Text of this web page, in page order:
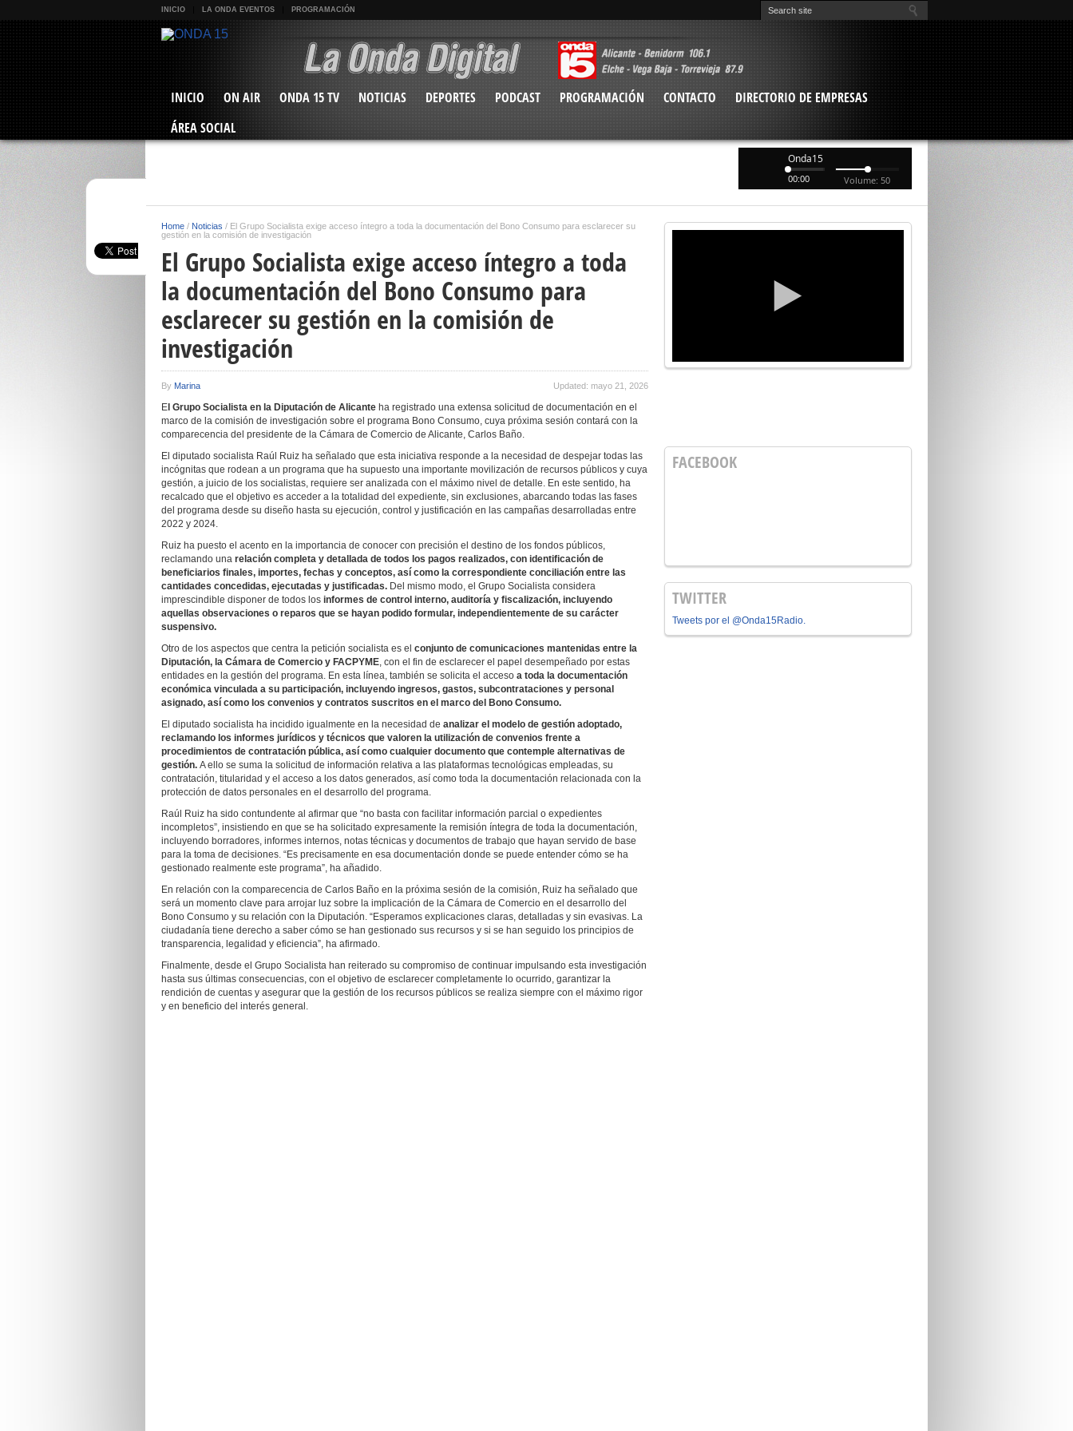
INICIO LA ONDA EVENTOS PROGRAMACIÓN
INICIO ON AIR ONDA 15 TV NOTICIAS DEPORTES PODCAST PROGRAMACIÓN CONTACTO
DIRECTORIO DE EMPRESAS
ÁREA SOCIAL
Onda15
00:00 Volume: 50
Home / Noticias / El Grupo Socialista exige acceso íntegro a toda la documentación del Bono Consumo para esclarecer su
gestión en la comisión de investigación
El Grupo Socialista exige acceso íntegro a toda
la documentación del Bono Consumo para
esclarecer su gestión en la comisión de
investigación
By Marina Updated: mayo 21, 2026
E l Grupo Socialista en la Diputación de Alicante ha registrado una extensa solicitud de documentación en el
marco de la comisión de investigación sobre el programa Bono Consumo, cuya próxima sesión contará con la
comparecencia del presidente de la Cámara de Comercio de Alicante, Carlos Baño.
El diputado socialista Raúl Ruiz ha señalado que esta iniciativa responde a la necesidad de despejar todas las
incógnitas que rodean a un programa que ha supuesto una importante movilización de recursos públicos y cuya
gestión, a juicio de los socialistas, requiere ser analizada con el máximo nivel de detalle. En este sentido, ha
recalcado que el objetivo es acceder a la totalidad del expediente, sin exclusiones, abarcando todas las fases
del programa desde su diseño hasta su ejecución, control y justificación en las campañas desarrolladas entre
2022 y 2024.
Ruiz ha puesto el acento en la importancia de conocer con precisión el destino de los fondos públicos,
reclamando una relación completa y detallada de todos los pagos realizados, con identificación de
beneficiarios finales, importes, fechas y conceptos, así como la correspondiente conciliación entre las
cantidades concedidas, ejecutadas y justificadas. Del mismo modo, el Grupo Socialista considera
imprescindible disponer de todos los informes de control interno, auditoría y fiscalización, incluyendo
aquellas observaciones o reparos que se hayan podido formular, independientemente de su carácter
suspensivo.
Otro de los aspectos que centra la petición socialista es el conjunto de comunicaciones mantenidas entre la
Diputación, la Cámara de Comercio y FACPYME, con el fin de esclarecer el papel desempeñado por estas
entidades en la gestión del programa. En esta línea, también se solicita el acceso a toda la documentación
económica vinculada a su participación, incluyendo ingresos, gastos, subcontrataciones y personal
asignado, así como los convenios y contratos suscritos en el marco del Bono Consumo.
El diputado socialista ha incidido igualmente en la necesidad de analizar el modelo de gestión adoptado,
reclamando los informes jurídicos y técnicos que valoren la utilización de convenios frente a
procedimientos de contratación pública, así como cualquier documento que contemple alternativas de
gestión. A ello se suma la solicitud de información relativa a las plataformas tecnológicas empleadas, su
contratación, titularidad y el acceso a los datos generados, así como toda la documentación relacionada con la
protección de datos personales en el desarrollo del programa.
Raúl Ruiz ha sido contundente al afirmar que “no basta con facilitar información parcial o expedientes
incompletos”, insistiendo en que se ha solicitado expresamente la remisión íntegra de toda la documentación,
incluyendo borradores, informes internos, notas técnicas y documentos de trabajo que hayan servido de base
para la toma de decisiones. “Es precisamente en esa documentación donde se puede entender cómo se ha
gestionado realmente este programa”, ha añadido.
En relación con la comparecencia de Carlos Baño en la próxima sesión de la comisión, Ruiz ha señalado que
será un momento clave para arrojar luz sobre la implicación de la Cámara de Comercio en el desarrollo del
Bono Consumo y su relación con la Diputación. “Esperamos explicaciones claras, detalladas y sin evasivas. La
ciudadanía tiene derecho a saber cómo se han gestionado sus recursos y si se han seguido los principios de
transparencia, legalidad y eficiencia”, ha afirmado.
Finalmente, desde el Grupo Socialista han reiterado su compromiso de continuar impulsando esta investigación
hasta sus últimas consecuencias, con el objetivo de esclarecer completamente lo ocurrido, garantizar la
rendición de cuentas y asegurar que la gestión de los recursos públicos se realiza siempre con el máximo rigor
y en beneficio del interés general.
FACEBOOK
TWITTER
Tweets por el @Onda15Radio.